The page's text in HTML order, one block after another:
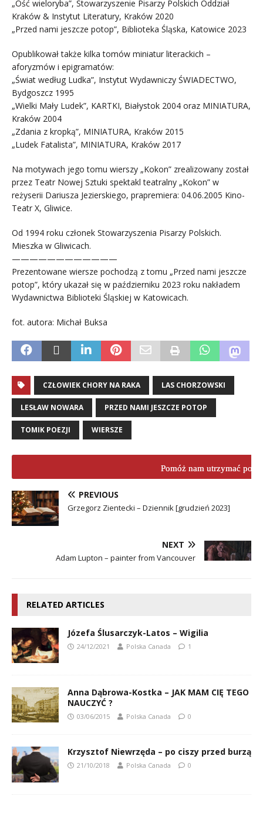
„Ość wieloryba”, Stowarzyszenie Pisarzy Polskich Oddział
Kraków & Instytut Literatury, Kraków 2020
„Przed nami jeszcze potop”, Biblioteka Śląska, Katowice 2023
Opublikował także kilka tomów miniatur literackich –
aforyzmów i epigramatów:
„Świat według Ludka”, Instytut Wydawniczy ŚWIADECTWO,
Bydgoszcz 1995
„Wielki Mały Ludek”, KARTKI, Białystok 2004 oraz MINIATURA,
Kraków 2004
„Zdania z kropką”, MINIATURA, Kraków 2015
„Ludek Fatalista”, MINIATURA, Kraków 2017
Na motywach jego tomu wierszy „Kokon” zrealizowany został
przez Teatr Nowej Sztuki spektakl teatralny „Kokon” w
reżyserii Dariusza Jezierskiego, prapremiera: 04.06.2005 Kino-
Teatr X, Gliwice.
Od 1994 roku członek Stowarzyszenia Pisarzy Polskich.
Mieszka w Gliwicach.
————————————
Prezentowane wiersze pochodzą z tomu „Przed nami jeszcze
potop”, który ukazał się w październiku 2023 roku nakładem
Wydawnictwa Biblioteki Śląskiej w Katowicach.
fot. autora: Michał Buksa
CZŁOWIEK CHORY NA RAKA LAS CHORZOWSKI
LESŁAW NOWARA PRZED NAMI JESZCZE POTOP
TOMIK POEZJI WIERSZE
Pomóż nam utrzymać
PREVIOUS
Grzegorz Zientecki – Dziennik [grudzień 2023]
NEXT
Adam Lupton – painter from Vancouver
RELATED ARTICLES
Józefa Ślusarczyk-Latos – Wigilia
24/12/2021 Polska Canada 1
Anna Dąbrowa-Kostka – JAK MAM CIĘ TEGO
NAUCZYĆ ?
03/06/2015 Polska Canada 0
Krzysztof Niewrzęda – po ciszy przed burzą
21/10/2018 Polska Canada 0